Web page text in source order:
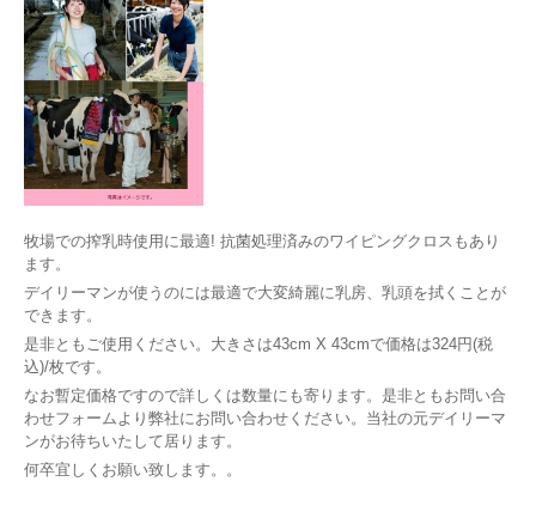
牧場での搾乳時使用に最適! 抗菌処理済みのワイピングクロスもあり
ます。
デイリーマンが使うのには最適で大変綺麗に乳房、乳頭を拭くことが
できます。
是非ともご使用ください。大きさは43cm X 43cmで価格は324円(税
込)/枚です。
なお暫定価格ですので詳しくは数量にも寄ります。是非ともお問い合
わせフォームより弊社にお問い合わせください。当社の元デイリーマ
ンがお待ちいたして居ります。
何卒宜しくお願い致します。。